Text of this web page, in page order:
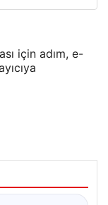
için adım, e-